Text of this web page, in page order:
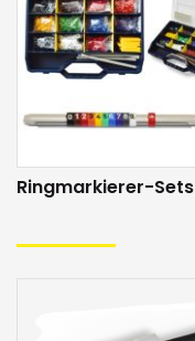
Ringmarkierer-Sets